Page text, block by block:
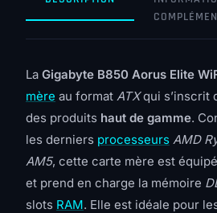
La Gigabyte B850 Aorus Elite
mère au format ATXqui s’inscrit
des produits haut de gamme.
les derniers processeurs AMD
AM5, cette carte mère est
et prend en charge la mémoire
slots RAM. Elle est idéale pour